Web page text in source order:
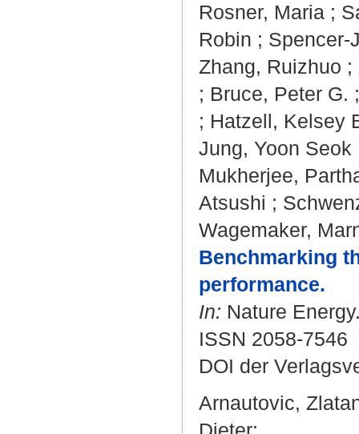
Rosner, Maria ;
Robin ; Spencer-
Zhang, Ruizhuo ;
; Bruce, Peter G.
; Hatzell, Kelsey
Jung, Yoon Seok
Mukherjee,
Atsushi ;
Wagemaker,
Benchmarking
performance.
In: Nature
ISSN 2058-7546
DOI der
Arnautovic,